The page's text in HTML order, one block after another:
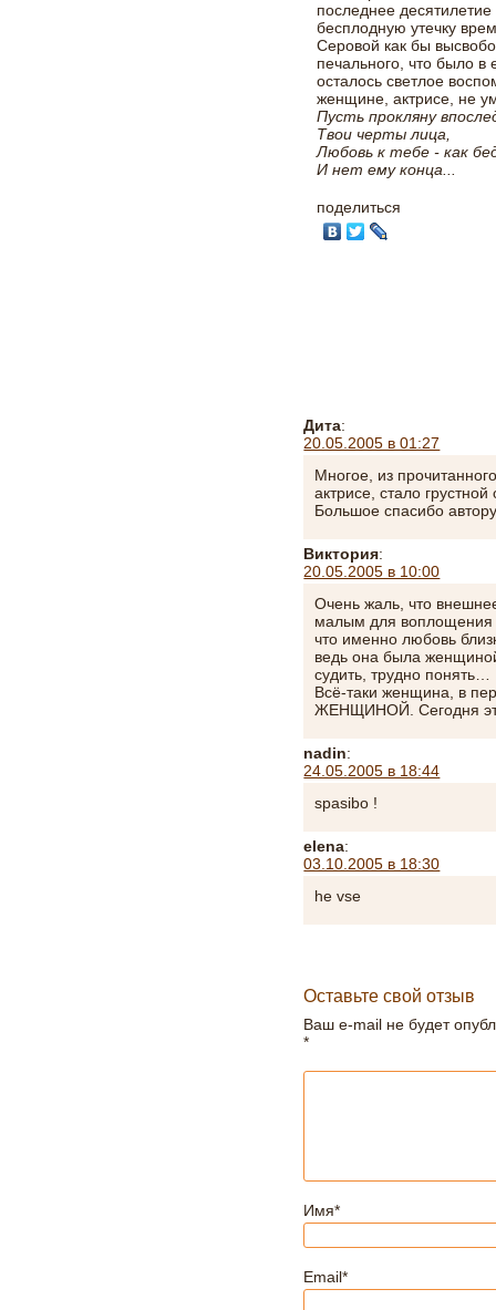
последнее
бесплодную утечку
Серовой как бы
печального, что было
осталось светлое
женщине, актрисе, не
Пусть прокляну
Твои черты лица,
Любовь к тебе - как
И нет ему конца...
поделиться
Дита:
20.05.2005 в 01:27
Многое, из
актрисе, стало
Большое спасибо
Виктория:
20.05.2005 в 10:00
Очень жаль, что
малым для воплощения
что именно любовь
ведь она была
судить, трудно понять…
Всё-таки женщина, в
ЖЕНЩИНОЙ. Сегодня
nadin:
24.05.2005 в 18:44
spasibo !
elena:
03.10.2005 в 18:30
he vse
Оставьте свой отзыв
Ваш e-mail не будет
*
Имя*
Email*